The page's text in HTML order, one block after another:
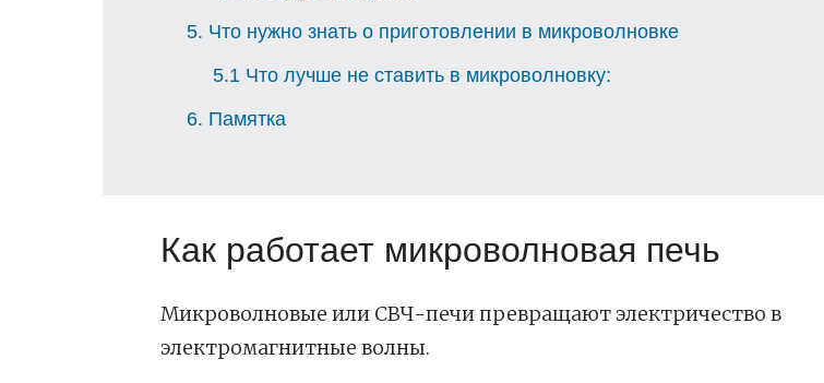
5 Что нужно знать о приготовлении в микроволновке
5.1 Что лучше не ставить в микроволновку:
6 Памятка
Как работает микроволновая печь
Микроволновые или СВЧ-печи превращают электричество в
электромагнитные волны.